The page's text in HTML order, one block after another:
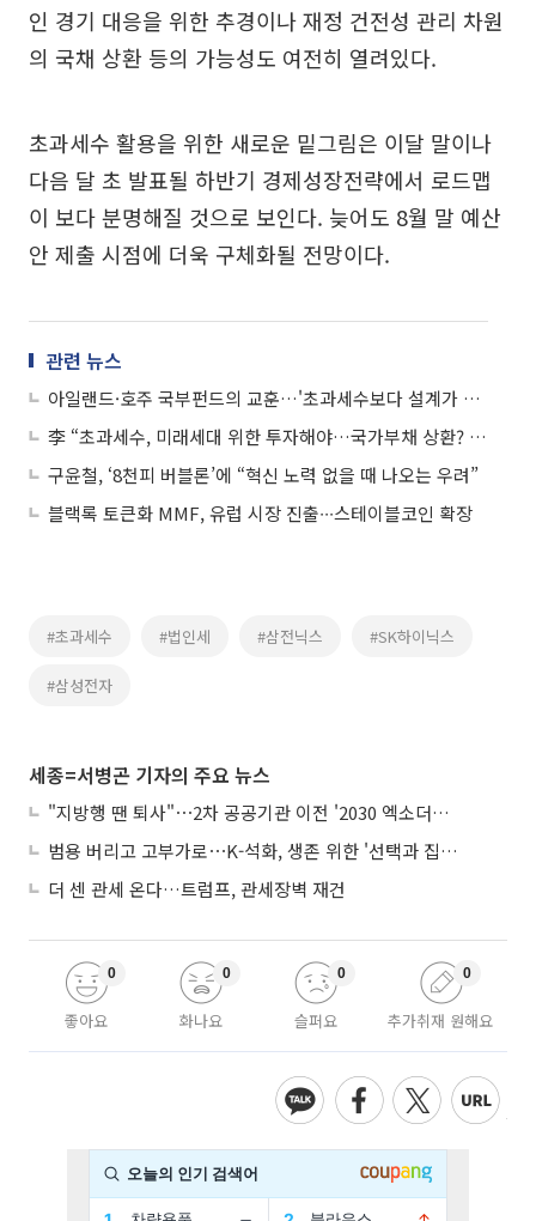
인 경기 대응을 위한 추경이나 재정 건전성 관리 차원
의 국채 상환 등의 가능성도 여전히 열려있다.
초과세수 활용을 위한 새로운 밑그림은 이달 말이나
다음 달 초 발표될 하반기 경제성장전략에서 로드맵
이 보다 분명해질 것으로 보인다. 늦어도 8월 말 예산
안 제출 시점에 더욱 구체화될 전망이다.
관련 뉴스
아일랜드·호주 국부펀드의 교훈…'초과세수보다 설계가 중요'
李 “초과세수, 미래세대 위한 투자해야…국가부채 상환? 바보같은 짓”
구윤철, ‘8천피 버블론’에 “혁신 노력 없을 때 나오는 우려”
블랙록 토큰화 MMF, 유럽 시장 진출∙∙∙스테이블코인 확장
#초과세수 #법인세 #삼전닉스 #SK하이닉스
#삼성전자
세종=서병곤 기자의 주요 뉴스
"지방행 땐 퇴사"⋯2차 공공기관 이전 '2030 엑소더스' 뇌관
범용 버리고 고부가로⋯K-석화, 생존 위한 '선택과 집중'
더 센 관세 온다…트럼프, 관세장벽 재건
좋아요
0
화나요
0
슬퍼요
0
추가취재 원해요
0